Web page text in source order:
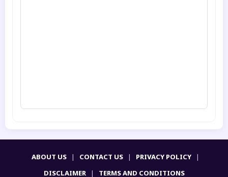
ABOUT US CONTACT US PRIVACY POLICY
DISCLAIMER
TERMS AND CONDITIONS